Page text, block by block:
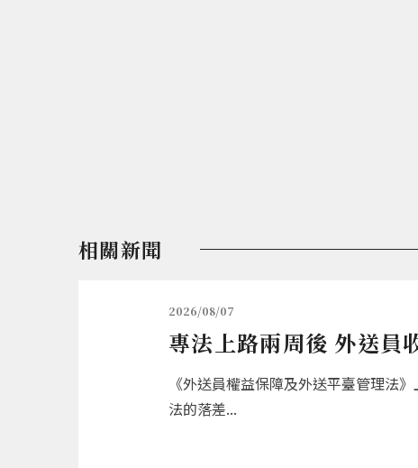
相關新聞
2026/08/07
專法上路兩周後 外送員
《外送員權益保障及外送平臺管理法
法的落差...